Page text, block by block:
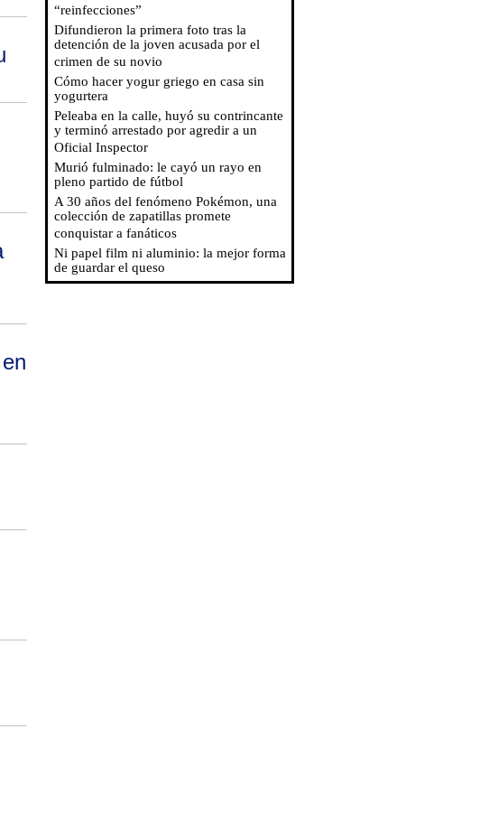
“reinfecciones”
Difundieron la primera foto tras la
detención de la joven acusada por el
crimen de su novio
Cómo hacer yogur griego en casa sin
yogurtera
Peleaba en la calle, huyó su contrincante
y terminó arrestado por agredir a un
Oficial Inspector
Murió fulminado: le cayó un rayo en
pleno partido de fútbol
A 30 años del fenómeno Pokémon, una
colección de zapatillas promete
conquistar a fanáticos
Ni papel film ni aluminio: la mejor forma
de guardar el queso